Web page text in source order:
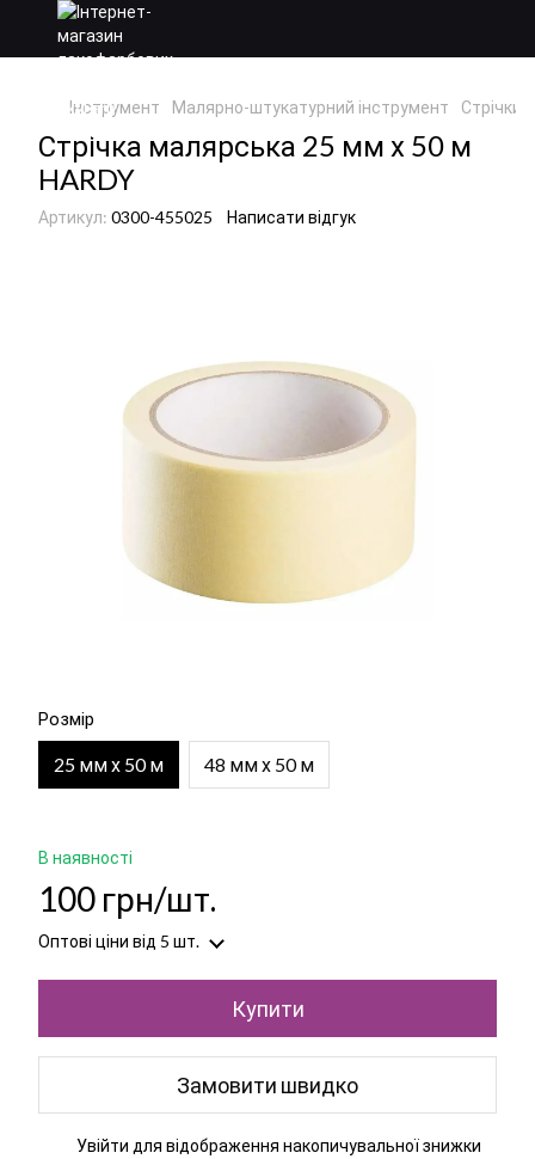
Інструмент Малярно-штукатурний інструмент Стрічки
Стрічка малярська 25 мм х 50 м
HARDY
Артикул: 0300-455025 Написати відгук
Розмір
25 мм х 50 м 48 мм х 50 м
В наявності
100 грн/шт.
Оптові ціни від 5 шт.
Купити
Замовити швидко
Увійти для відображення накопичувальної знижки